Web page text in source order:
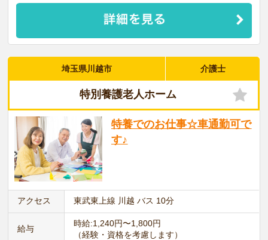
埼玉県川越市 介護士
特別養護老人ホーム
特養でのお仕事☆車通勤可で
す♪
アクセス 東武東上線 川越 バス 10分
給与
時給:1,240円〜1,800円
（経験・資格を考慮します）